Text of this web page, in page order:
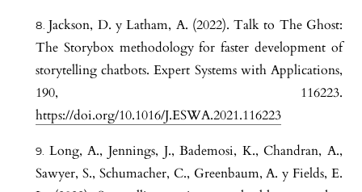
Jackson, D. y Latham, A. (2022). Talk to The Ghost:
The Storybox methodology for faster development of
storytelling chatbots. Expert Systems with Applications,
190, 116223.
https://doi.org/10.1016/J.ESWA.2021.116223
Long, A., Jennings, J., Bademosi, K., Chandran, A.,
Sawyer, S., Schumacher, C., Greenbaum, A. y Fields, E.